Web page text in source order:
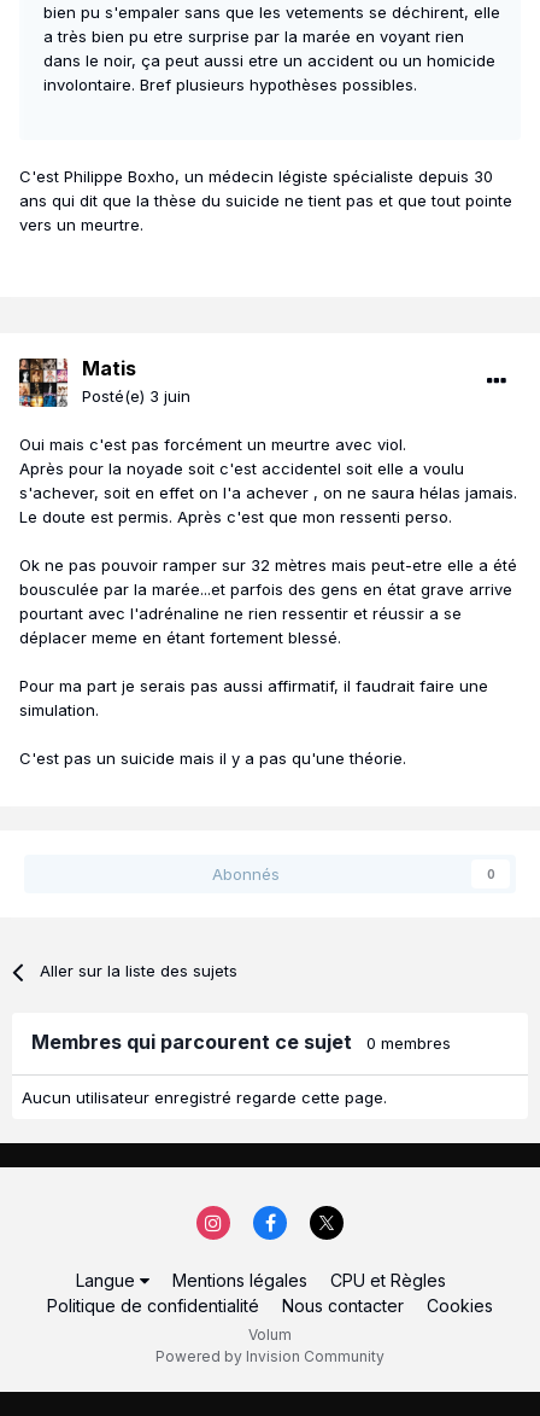
bien pu s'empaler sans que les vetements se déchirent, elle
a très bien pu etre surprise par la marée en voyant rien
dans le noir, ça peut aussi etre un accident ou un homicide
involontaire. Bref plusieurs hypothèses possibles.
C'est Philippe Boxho, un médecin légiste spécialiste depuis 30
ans qui dit que la thèse du suicide ne tient pas et que tout pointe
vers un meurtre.
Matis
Posté(e) 3 juin
Oui mais c'est pas forcément un meurtre avec viol.
Après pour la noyade soit c'est accidentel soit elle a voulu
s'achever, soit en effet on l'a achever , on ne saura hélas jamais.
Le doute est permis. Après c'est que mon ressenti perso.
Ok ne pas pouvoir ramper sur 32 mètres mais peut-etre elle a été
bousculée par la marée...et parfois des gens en état grave arrive
pourtant avec l'adrénaline ne rien ressentir et réussir a se
déplacer meme en étant fortement blessé.
Pour ma part je serais pas aussi affirmatif, il faudrait faire une
simulation.
C'est pas un suicide mais il y a pas qu'une théorie.
Abonnés 0
Aller sur la liste des sujets
Membres qui parcourent ce sujet 0 membres
Aucun utilisateur enregistré regarde cette page.
Langue Mentions légales
CPU et Règles
Politique de confidentialité
Nous contacter Cookies
Volum
Powered by Invision Community